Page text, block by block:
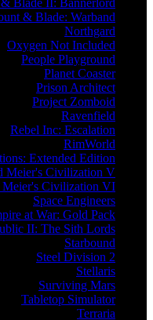
Blade II: Bannerlord
& Blade: Warband
Northgard
Oxygen Not Included
People Playground
Planet Coaster
Prison Architect
Project Zomboid
Ravenfield
Rebel Inc: Escalation
RimWorld
Extended Edition
Meier's Civilization V
Meier's Civilization VI
Space Engineers
at War: Gold Pack
II: The Sith Lords
Starbound
Steel Division 2
Stellaris
Surviving Mars
Tabletop Simulator
Terraria